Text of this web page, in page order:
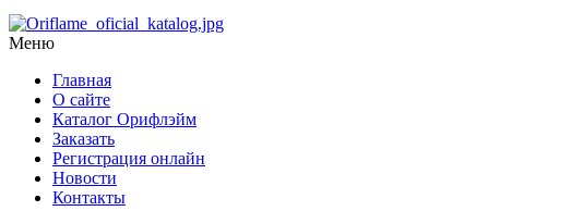
Меню
Главная
О сайте
Каталог Орифлэйм
Заказать
Регистрация онлайн
Новости
Контакты